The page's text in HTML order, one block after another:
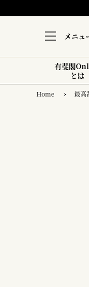
メニュ
有斐閣
とは
Home 最高